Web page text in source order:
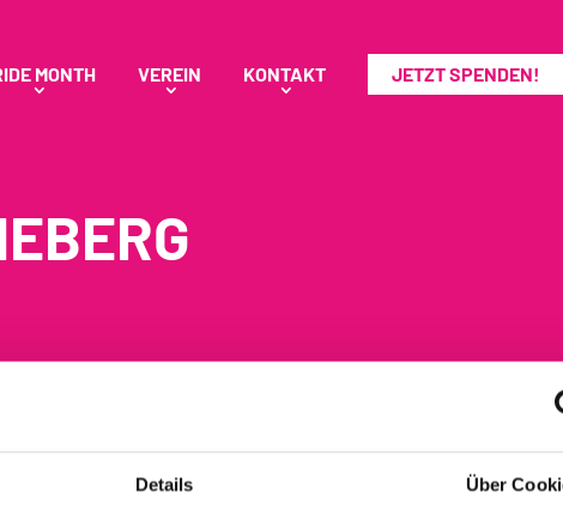
Details Über
MONTH VEREIN KONTAKT JETZT SPENDEN!